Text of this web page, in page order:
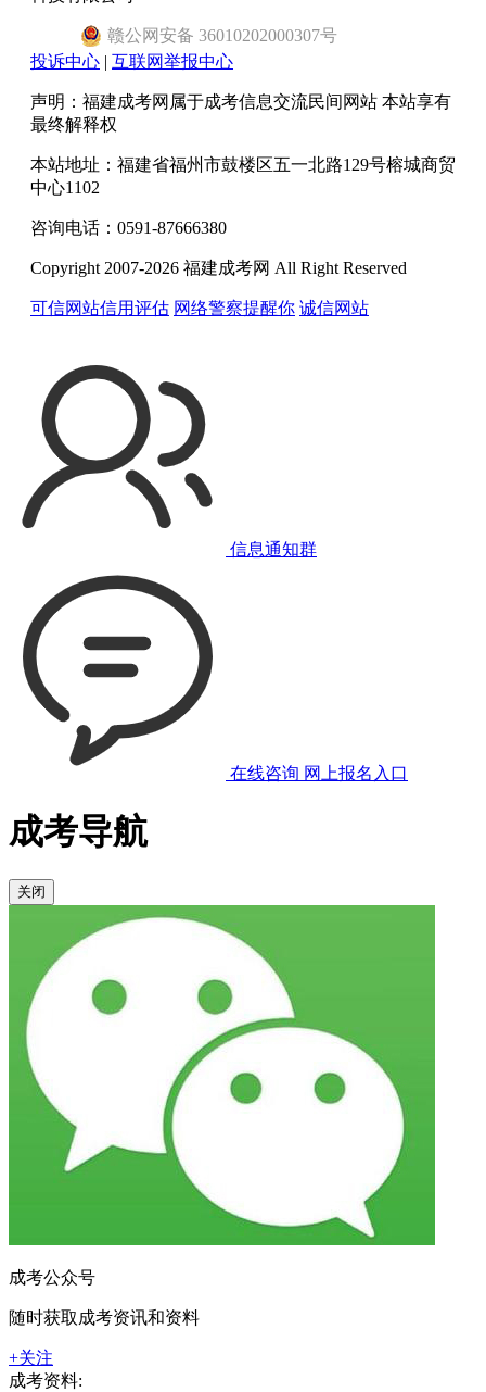
赣公网安备 36010202000307号
投诉中心 | 互联网举报中心
声明：福建成考网属于成考信息交流民间网站 本站享有
最终解释权
本站地址：福建省福州市鼓楼区五一北路129号榕城商贸
中心1102
咨询电话：0591-87666380
Copyright 2007-2026 福建成考网 All Right Reserved
可信网站信用评估 网络警察提醒你 诚信网站
信息通知群
在线咨询 网上报名入口
成考导航
关闭
成考公众号
随时获取成考资讯和资料
+关注
成考资料: